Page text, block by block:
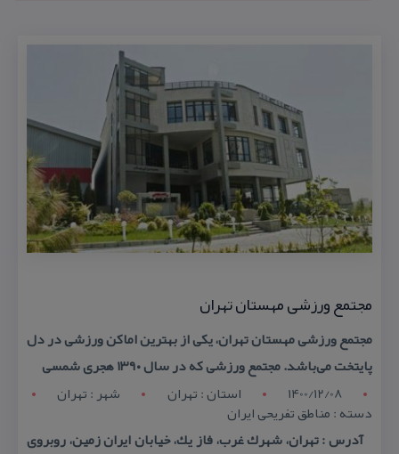
مجتمع ورزشی مهستان تهران
مجتمع ورزشی مهستان تهران، یكی از بهترین اماكن ورزشی در دل
پایتخت می‌باشد. مجتمع ورزشی كه در سال ۱۳۹۰ هجری شمسی
1400/12/08
استان : تهران شهر : تهران
دسته : مناطق تفریحی ایران
آدرس : تهران، شهرك غرب، فاز یك، خیابان ایران زمین، روبروی